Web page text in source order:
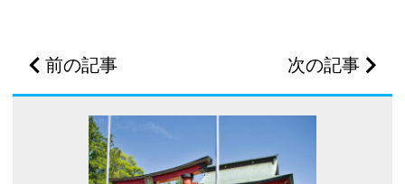
前の記事 次の記事